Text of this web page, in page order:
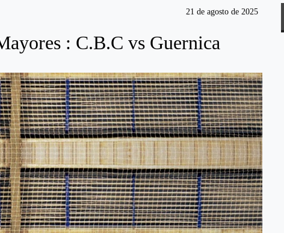
21 de agosto de 2025
: C.B.C vs Guernica